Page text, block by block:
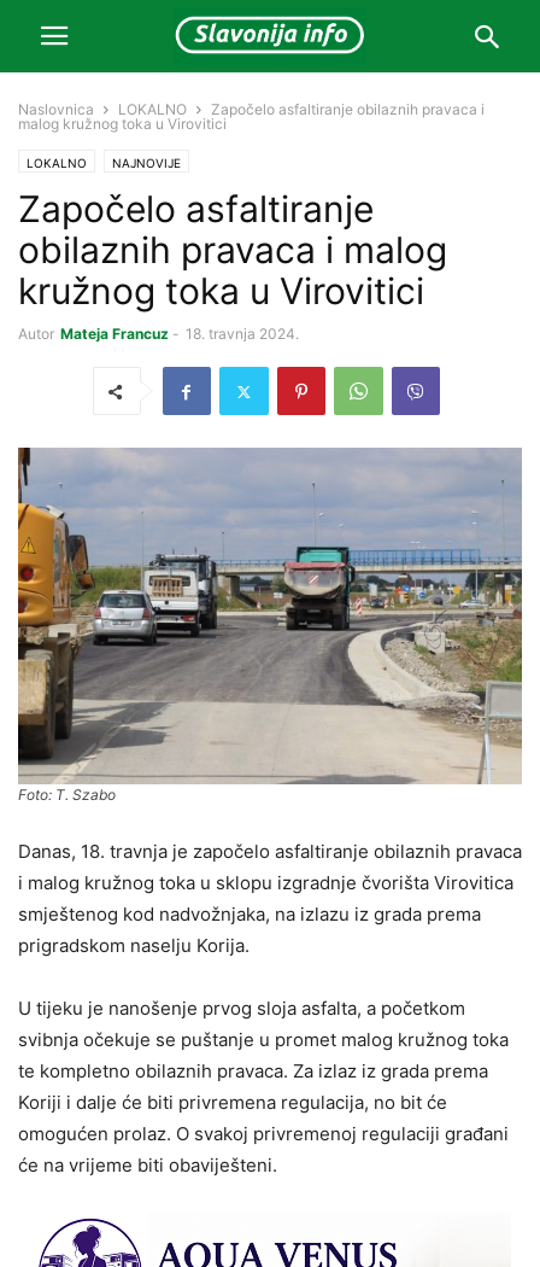
Naslovnica LOKALNO
Započelo asfaltiranje obilaznih pravaca i
malog kružnog toka u Virovitici
LOKALNO NAJNOVIJE
Započelo asfaltiranje
obilaznih pravaca i malog
kružnog toka u Virovitici
Autor Mateja Francuz - 18. travnja 2024.
Foto: T. Szabo
Danas, 18. travnja je započelo asfaltiranje obilaznih pravaca
i malog kružnog toka u sklopu izgradnje čvorišta Virovitica
smještenog kod nadvožnjaka, na izlazu iz grada prema
prigradskom naselju Korija.
U tijeku je nanošenje prvog sloja asfalta, a početkom
svibnja očekuje se puštanje u promet malog kružnog toka
te kompletno obilaznih pravaca. Za izlaz iz grada prema
Koriji i dalje će biti privremena regulacija, no bit će
omogućen prolaz. O svakoj privremenoj regulaciji građani
će na vrijeme biti obaviješteni.